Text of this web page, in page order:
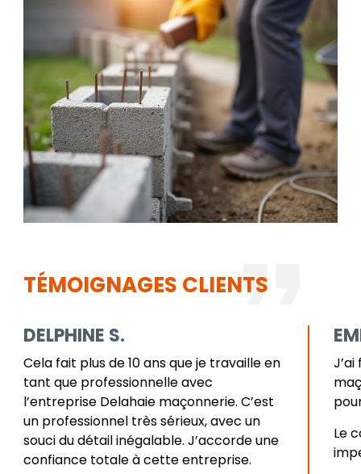
TÉMOIGNAGES CLIENTS
DELPHINE S.
Cela fait plus de 10 ans que je travaille en
tant que professionnelle avec
l’entreprise Delahaie maçonnerie. C’est
un professionnel très sérieux, avec un
souci du détail inégalable. J’accorde une
confiance totale à cette entreprise.
Le